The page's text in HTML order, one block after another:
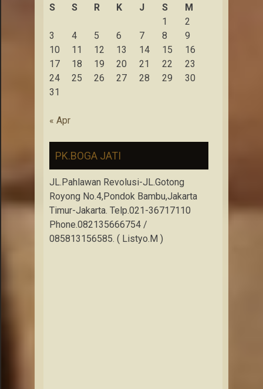
S
S R K J S
M
1
2
3
4 5 6 7 8
9
10
11 12 13 14 15
16
17
18 19 20 21 22
23
24
25 26 27 28 29
30
31
« Apr
PK.BOGA JATI
JL.Pahlawan Revolusi-JL.Gotong
Royong No.4,Pondok Bambu,Jakarta
Timur-Jakarta. Telp.021-36717110
Phone.082135666754 /
085813156585. ( Listyo.M )